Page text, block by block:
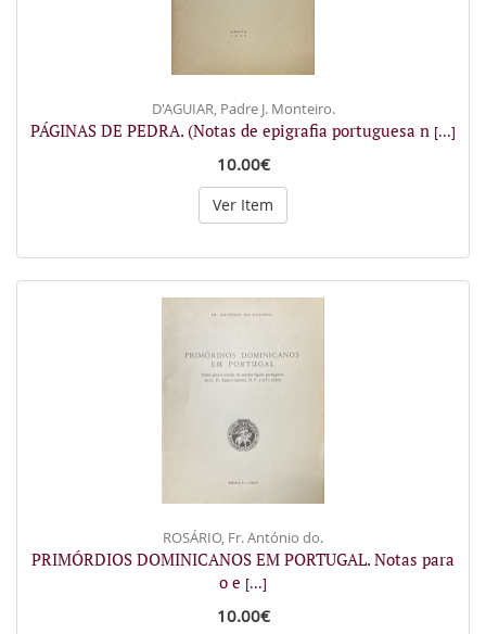
D'AGUIAR, Padre J. Monteiro.
PÁGINAS DE PEDRA. (Notas de epigrafia portuguesa n [...]
10.00€
Ver Item
ROSÁRIO, Fr. António do.
PRIMÓRDIOS DOMINICANOS EM PORTUGAL. Notas para
o e [...]
10.00€